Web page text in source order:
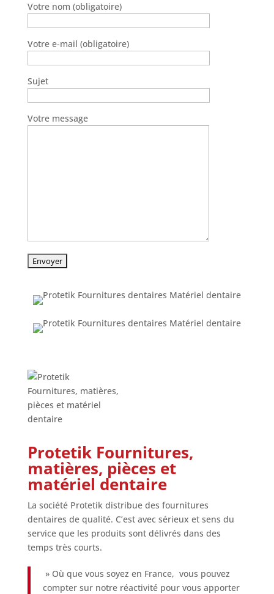
Votre nom (obligatoire)
Votre e-mail (obligatoire)
Sujet
Votre message
Protetik Fournitures,
matières, pièces et
matériel dentaire
La société Protetik distribue des fournitures
dentaires de qualité. C’est avec sérieux et sens du
service que les produits sont délivrés dans des
temps très courts.
» Où que vous soyez en France, vous pouvez
compter sur notre réactivité pour vous apporter